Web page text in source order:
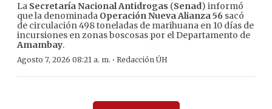
La Secretaría Nacional Antidrogas (Senad) informó
que la denominada Operación Nueva Alianza 56 sacó
de circulación 498 toneladas de marihuana en 10 días de
incursiones en zonas boscosas por el Departamento de
Amambay.
Agosto 7, 2026 08:21 a. m. · Redacción ÚH